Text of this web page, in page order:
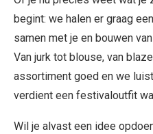
begint: we halen er graag
samen met je en bouwen
Van jurk tot blouse, van
assortiment goed en we
verdient een festivaloutfit
Wil je alvast een idee